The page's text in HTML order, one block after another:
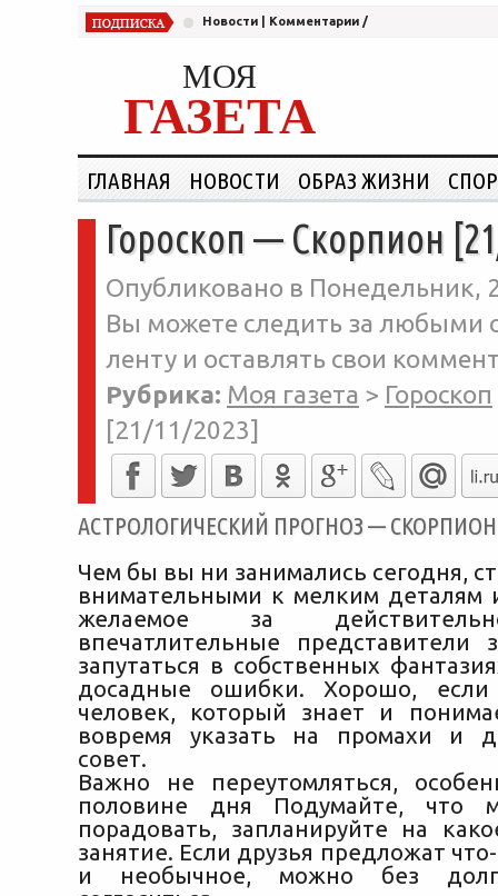
Новости Комментарии /
МОЯ
ГАЗЕТА
ГЛАВНАЯ НОВОСТИ ОБРАЗ ЖИЗНИ
Гороскоп — Скорпион
Опубликовано в Понедельник,
Вы можете следить за любыми
ленту и оставлять свои
Рубрика: Моя газета > Гороскоп
[21/11/2023]
АСТРОЛОГИЧЕСКИЙ ПРОГНОЗ — СКОРПИОН
Чем бы вы ни занимались сегодня,
внимательными к мелким деталям
желаемое за
впечатлительные представители
запутаться в собственных
досадные ошибки. Хорошо,
человек, который знает и
вовремя указать на промахи и
совет.
Важно не переутомляться,
половине дня Подумайте, что
порадовать, запланируйте на
занятие. Если друзья предложат
и необычное, можно без